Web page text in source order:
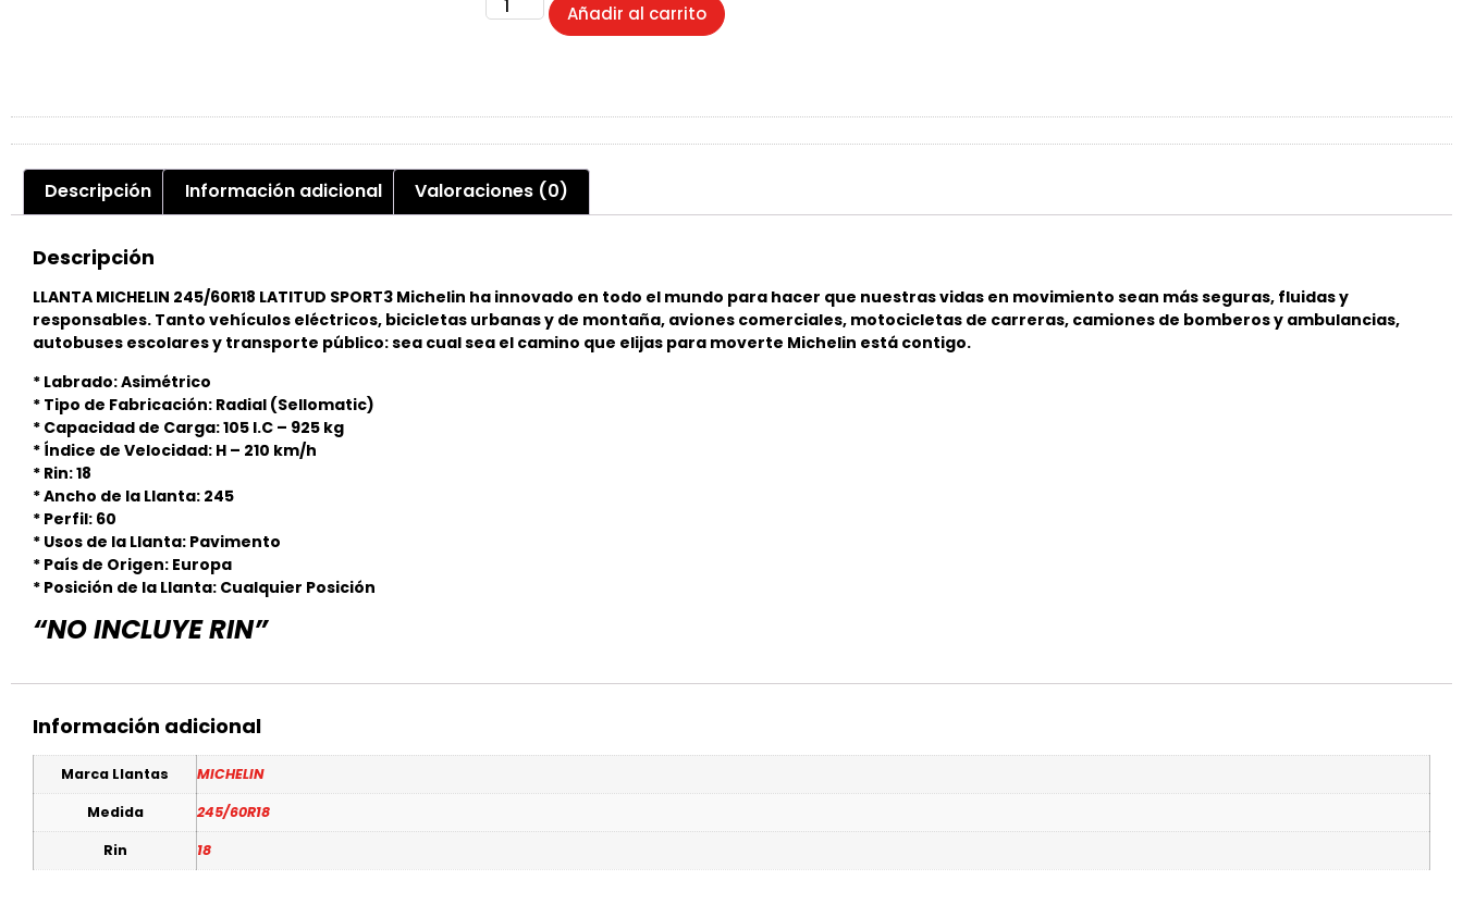
Añadir al carrito
Descripción Información adicional Valoraciones (0)
Descripción
LLANTA MICHELIN 245/60R18 LATITUD SPORT3 Michelin ha innovado en todo el mundo para hacer que nuestras vidas en movimiento sean más seguras, fluidas y
responsables. Tanto vehículos eléctricos, bicicletas urbanas y de montaña, aviones comerciales, motocicletas de carreras, camiones de bomberos y ambulancias,
autobuses escolares y transporte público: sea cual sea el camino que elijas para moverte Michelin está contigo.
* Labrado: Asimétrico
* Tipo de Fabricación: Radial (Sellomatic)
* Capacidad de Carga: 105 I.C – 925 kg
* Índice de Velocidad: H – 210 km/h
* Rin: 18
* Ancho de la Llanta: 245
* Perfil: 60
* Usos de la Llanta: Pavimento
* País de Origen: Europa
* Posición de la Llanta: Cualquier Posición
“NO INCLUYE RIN”
Información adicional
Marca Llantas MICHELIN
Medida 245/60R18
Rin 18